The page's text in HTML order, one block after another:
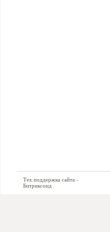
Тех.поддержка сайта -
Битриксоид